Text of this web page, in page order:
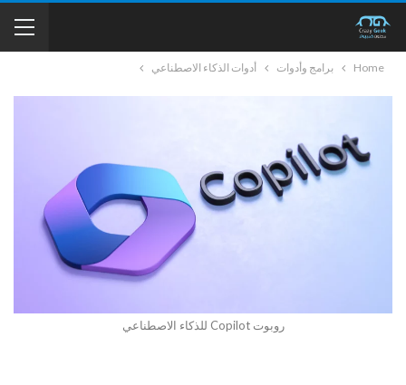
Home برامج وأدوات أدوات الذكاء الاصطناعي
روبوت Copilot للذكاء الاصطناعي